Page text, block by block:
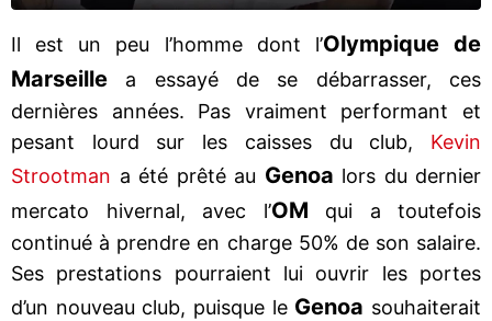
Il est un peu l’homme dont l’Olympique de
Marseille a essayé de se débarrasser, ces
dernières années. Pas vraiment performant et
pesant lourd sur les caisses du club, Kevin
Strootman a été prêté au Genoa lors du dernier
mercato hivernal, avec l’OM qui a toutefois
continué à prendre en charge 50% de son salaire.
Ses prestations pourraient lui ouvrir les portes
d’un nouveau club, puisque le Genoa souhaiterait